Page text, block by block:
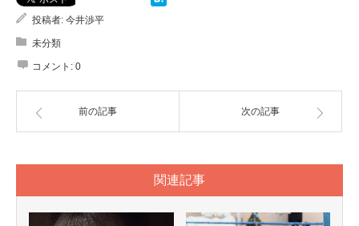
投稿者: 今井渉平
未分類
コメント: 0
前の記事 次の記事
関連記事